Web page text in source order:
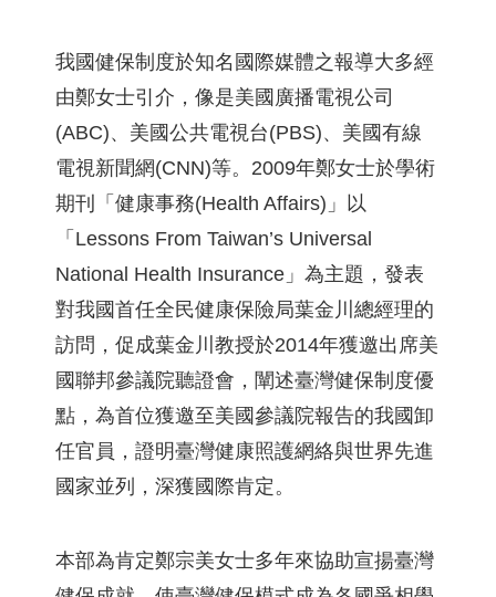
我國健保制度於知名國際媒體之報導大多經
由鄭女士引介，像是美國廣播電視公司
(ABC)、美國公共電視台(PBS)、美國有線
電視新聞網(CNN)等。2009年鄭女士於學術
期刊「健康事務(Health Affairs)」以
「Lessons From Taiwan’s Universal
National Health Insurance」為主題，發表
對我國首任全民健康保險局葉金川總經理的
訪問，促成葉金川教授於2014年獲邀出席美
國聯邦參議院聽證會，闡述臺灣健保制度優
點，為首位獲邀至美國參議院報告的我國卸
任官員，證明臺灣健康照護網絡與世界先進
國家並列，深獲國際肯定。
本部為肯定鄭宗美女士多年來協助宣揚臺灣